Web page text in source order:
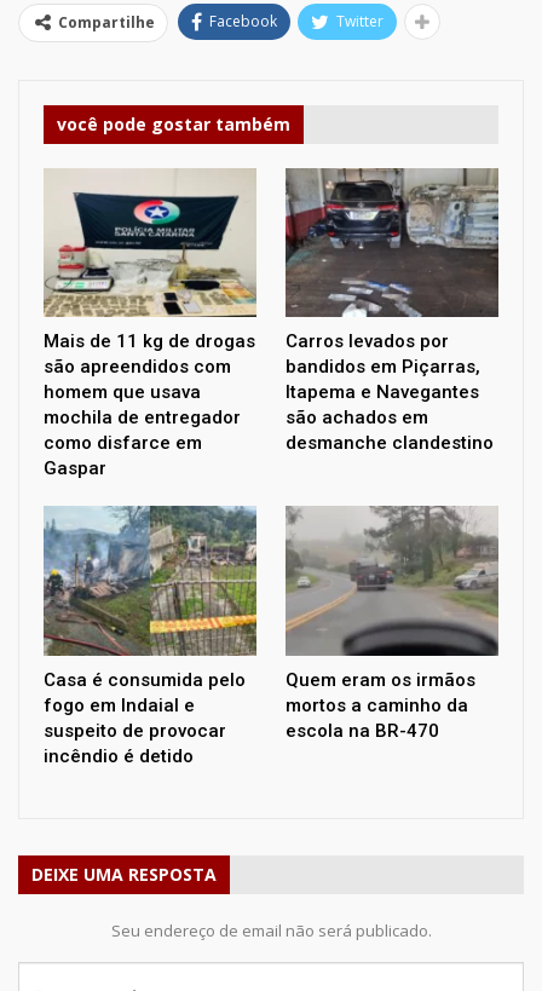
Compartilhe Facebook Twitter
você pode gostar também
Mais de 11 kg de drogas
são apreendidos com
homem que usava
mochila de entregador
como disfarce em
Gaspar
Carros levados por
bandidos em Piçarras,
Itapema e Navegantes
são achados em
desmanche clandestino
Casa é consumida pelo
fogo em Indaial e
suspeito de provocar
incêndio é detido
Quem eram os irmãos
mortos a caminho da
escola na BR-470
DEIXE UMA RESPOSTA
Seu endereço de email não será publicado.